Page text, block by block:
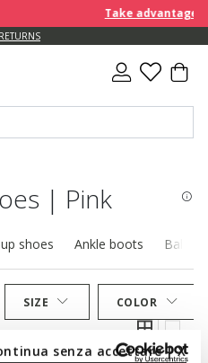
senza accettare | X
Take advantage
| Pink
shoes Ankle boots
SIZE
COLOR